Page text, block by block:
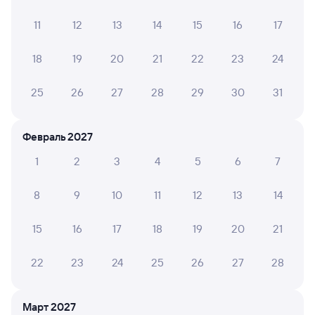
ГАЛИНА Е.
04 августа 2026 • Поезд 002Э «Россия»
Очень хороший поезд,даже душ есть!
04 августа 2026 • Поезд 010Н
туалете чисто. Нам понравился.
11 12 13 14 15 16 17
18 19 20 21 22 23 24
25 26 27 28 29 30 31
Февраль 2027
1
2 3 4 5 6 7
8 9 10 11 12 13 14
15 16 17 18 19 20 21
22 23 24 25 26 27 28
Март 2027